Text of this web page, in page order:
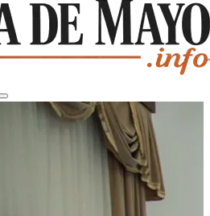
Search